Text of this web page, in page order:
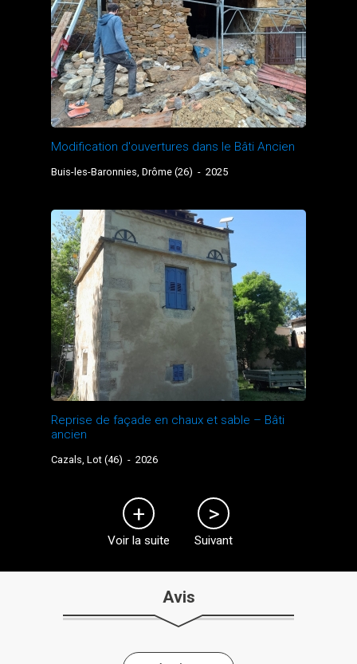
Modification d'ouvertures dans le Bâti Ancien
Buis-les-Baronnies, Drôme (26) - 2025
Reprise de façade en chaux et sable – Bâti
ancien
Cazals, Lot (46) - 2026
Voir la suite Suivant
Avis